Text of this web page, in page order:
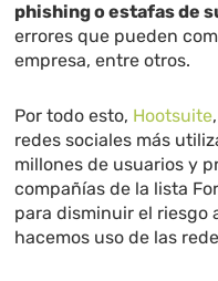
phishing o estafas de
errores que pueden
empresa, entre otros.
Por todo esto, Hootsuite
redes sociales más
millones de usuarios y
compañías de la lista
para disminuir el riesgo
hacemos uso de las